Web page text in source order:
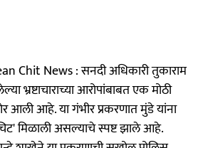
Chit News : सनदी अधिकारी तुकाराम
भ्रष्टाचाराच्या आरोपांबाबत एक मोठी
आली आहे. या गंभीर प्रकरणात मुंडे यांना
मिळाली असल्याचे स्पष्ट झाले आहे.